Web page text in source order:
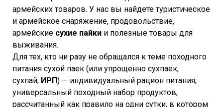
армейских товаров. У нас вы найдете туристическое
и армейское снаряжение, продовольствие,
армейские сухие пайки и полезные товары для
выживания.
Для тех, кто ни разу не обращался к теме походного
питания сухой паек (или упрощенно сухпаек,
сухпай, ИРП) — индивидуальный рацион питания,
универсальный походный набор продуктов,
рассчитанный как правило на одни сутки, в котором